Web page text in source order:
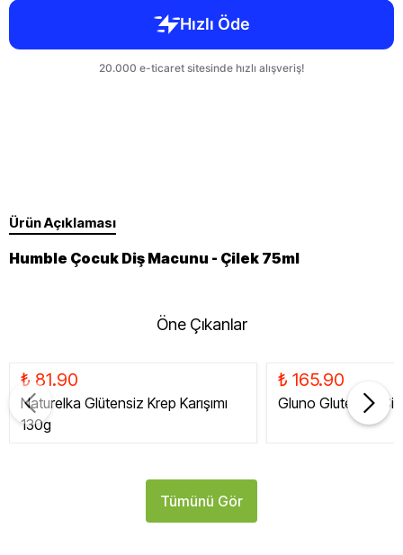
Ürün Açıklaması
Humble Çocuk Diş Macunu - Çilek 75ml
Öne Çıkanlar
₺ 81.90
Naturelka Glütensiz Krep Karışımı
130g
₺ 165.90
Gluno Glutensiz
Tümünü Gör